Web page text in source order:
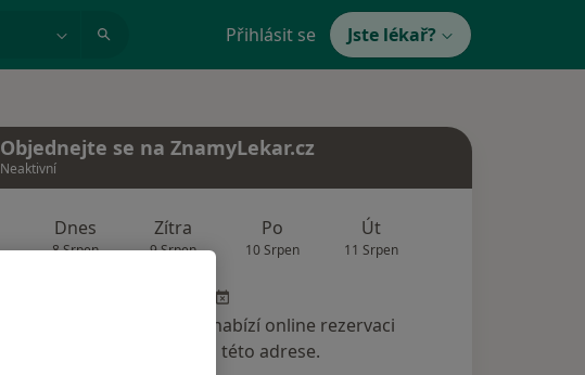
Přihlásit se Jste lékař?
Objednejte se na ZnamyLekar.cz
Neaktivní
Dnes
8 Srpen
Zítra
9 Srpen
Po
10 Srpen
Út
11 Srpen
Tento specialista nenabízí online rezervaci
termínu na této adrese.